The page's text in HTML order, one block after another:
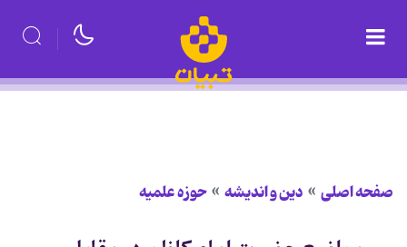
صفحه اصلی دین و اندیشه حوزه علمیه